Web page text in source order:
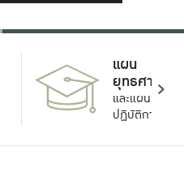
แผน
ยุทธศาสตร์
และแผน
ปฏิบัติการ